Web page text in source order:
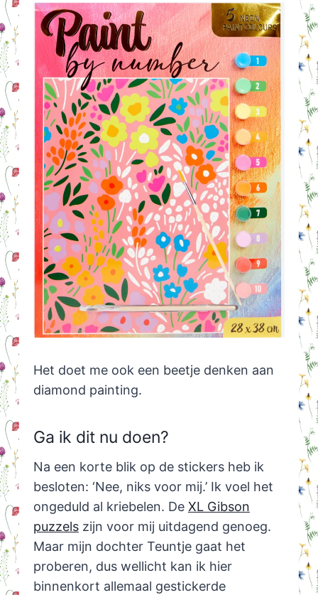
Het doet me ook een beetje denken aan
diamond painting.
Ga ik dit nu doen?
Na een korte blik op de stickers heb ik
besloten: ‘Nee, niks voor mij.’ Ik voel het
ongeduld al kriebelen. De XL Gibson
puzzelszijn voor mij uitdagend genoeg.
Maar mijn dochter Teuntje gaat het
proberen, dus wellicht kan ik hier
binnenkort allemaal gestickerde